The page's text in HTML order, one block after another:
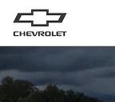
رجوع